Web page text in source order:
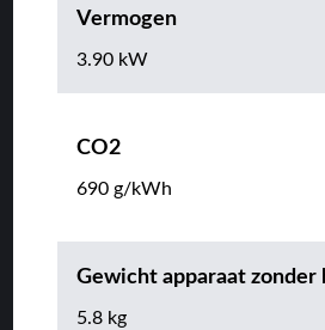
Vermogen
3.90 kW
CO2
690 g/kWh
Gewicht apparaat zonder
5.8 kg